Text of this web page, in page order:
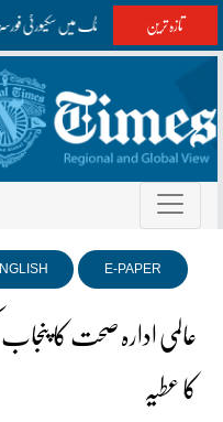
تازہ ترینواشک اور مستونگ میں سکیورٹی فورسز کے
E-PAPER
عالمی ادارہ صحت کا پنجاب
کا عطیہ